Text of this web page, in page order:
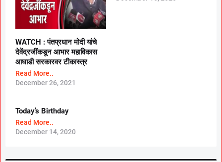
WATCH : पंतप्रधान मोदी यांचे
देवेंद्रजींकडून आभार महाविकास
आघाडी सरकारवर टीकास्त्र
Read More..
December 26, 2021
Today’s Birthday
Read More..
December 14, 2020